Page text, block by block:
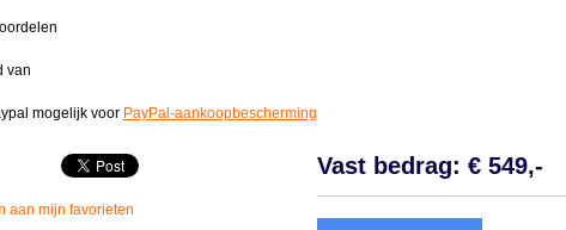
van
mogelijk voor PayPal-aankoopbescherming
aan mijn favorieten
Vast bedrag: € 549,-